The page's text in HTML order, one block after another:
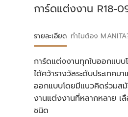
การ์ดแต่งงาน R18-
รายละเอียด ทำไมต้อง
การ์ดแต่งงานทุกใบออกแบบ
ได้คว้ารางวัลระดับประเทศม
ออกแบบโดยมีแนวคิดร่วมสมั
งานแต่งงานที่หลากหลาย เ
ชนิด